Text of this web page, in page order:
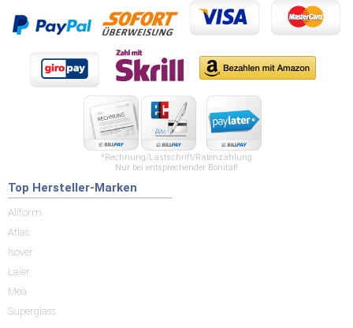
*Rechnung/Lastschrift/Ratenzahlung
Nur bei entsprechender Bonität!
Top Hersteller-Marken
Allform
Atlas
Isover
Laier
Mea
Superglass